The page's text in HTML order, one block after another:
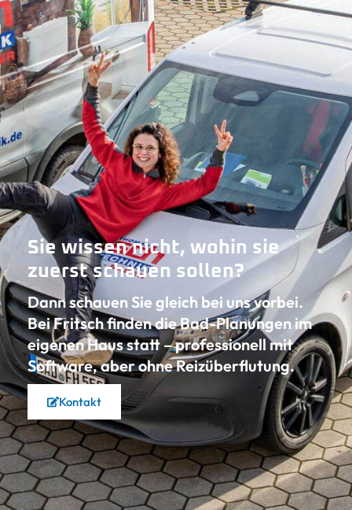
Sie wissen nicht, wohin sie
zuerst schauen sollen?
Dann schauen Sie gleich bei uns vorbei.
Bei Fritsch finden die Bad-Planungen im
eigenen Haus statt – professionell mit
Software, aber ohne Reizüberflutung.
Kontakt